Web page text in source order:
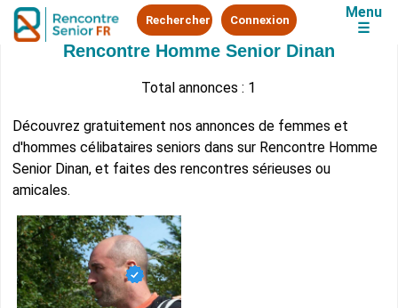
Rechercher Connexion
Menu
☰
Rencontre Homme Senior Dinan
Total annonces : 1
Découvrez gratuitement nos annonces de femmes et
d'hommes célibataires seniors dans sur Rencontre Homme
Senior Dinan, et faites des rencontres sérieuses ou
amicales.